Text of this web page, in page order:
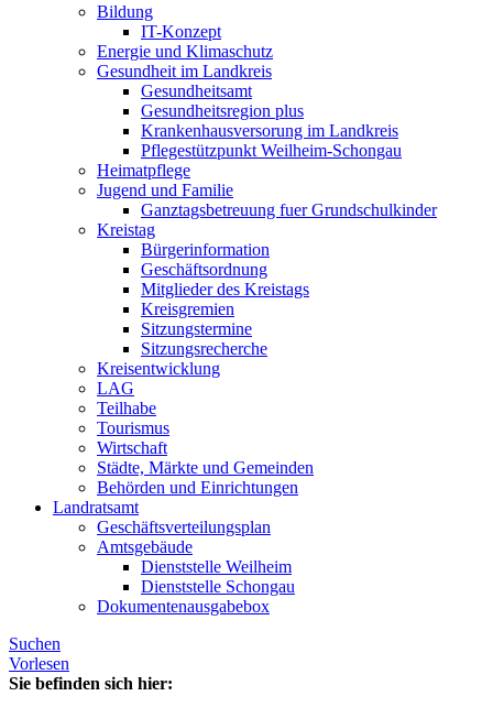
Bildung
IT-Konzept
Energie und Klimaschutz
Gesundheit im Landkreis
Gesundheitsamt
Gesundheitsregion plus
Krankenhausversorung im Landkreis
Pflegestützpunkt Weilheim-Schongau
Heimatpflege
Jugend und Familie
Ganztagsbetreuung fuer Grundschulkinder
Kreistag
Bürgerinformation
Geschäftsordnung
Mitglieder des Kreistags
Kreisgremien
Sitzungstermine
Sitzungsrecherche
Kreisentwicklung
LAG
Teilhabe
Tourismus
Wirtschaft
Städte, Märkte und Gemeinden
Behörden und Einrichtungen
Landratsamt
Geschäftsverteilungsplan
Amtsgebäude
Dienststelle Weilheim
Dienststelle Schongau
Dokumentenausgabebox
Suchen
Vorlesen
Sie befinden sich hier: